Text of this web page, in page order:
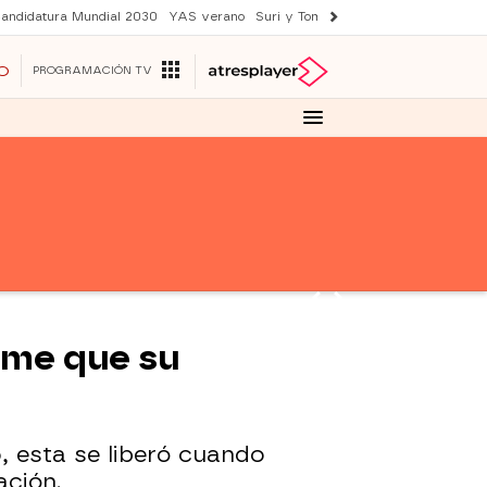
Mundial 2030 YAS verano Suri y Tom Cruise
PROGRAMACIÓN TV
que su
esta se liberó cuando